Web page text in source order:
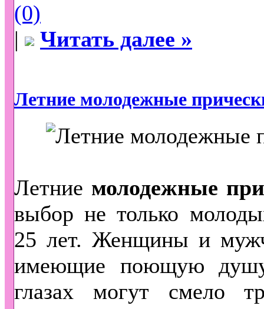
(0)
|
Читать далее »
Летние молодежные
Летние молодежные
выбор не только
25 лет. Женщины и
имеющие поющую
глазах могут смело